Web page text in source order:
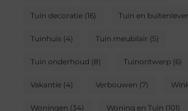
Tuin decoratie (16) Tuin en
Tuinhuis (4) Tuin meubilair (5)
Tuin onderhoud (8) Tuinontwerp (6)
Vakantie (4) Verbouwen (7)
Woningen (34) Woning en Tuin (101)